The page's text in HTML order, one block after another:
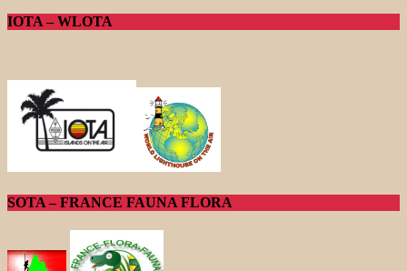
IOTA – WLOTA
SOTA – FRANCE FAUNA FLORA